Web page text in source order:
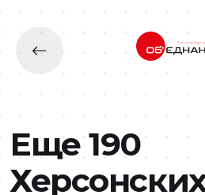
Еще 190